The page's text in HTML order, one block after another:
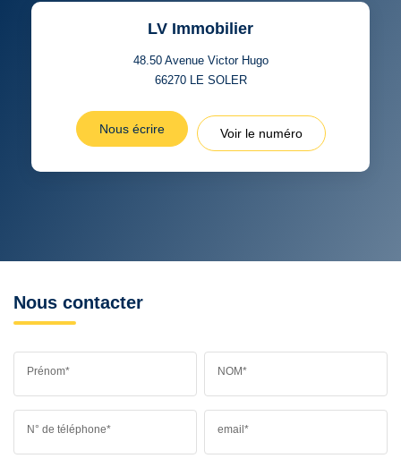
LV Immobilier
48.50 Avenue Victor Hugo
66270 LE SOLER
Nous écrire Voir le numéro
Nous contacter
Prénom* NOM*
N° de téléphone* email*